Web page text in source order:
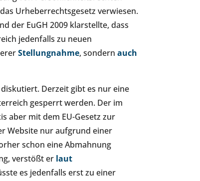
Urheberrechtsgesetz verwiesen.
der EuGH 2009 klarstellte, dass
jedenfalls zu neuen
Stellungnahme, sondern auch
Derzeit gibt es nur eine
gesperrt werden. Der im
aber mit dem EU-Gesetz zur
Website nur aufgrund einer
schon eine Abmahnung
verstößt er laut
es jedenfalls erst zu einer